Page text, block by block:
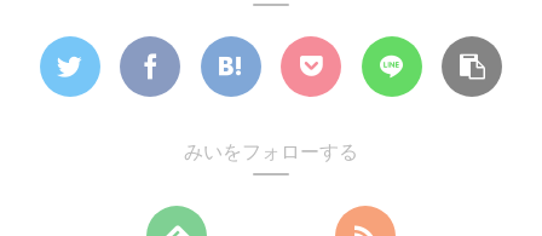
みいをフォローする